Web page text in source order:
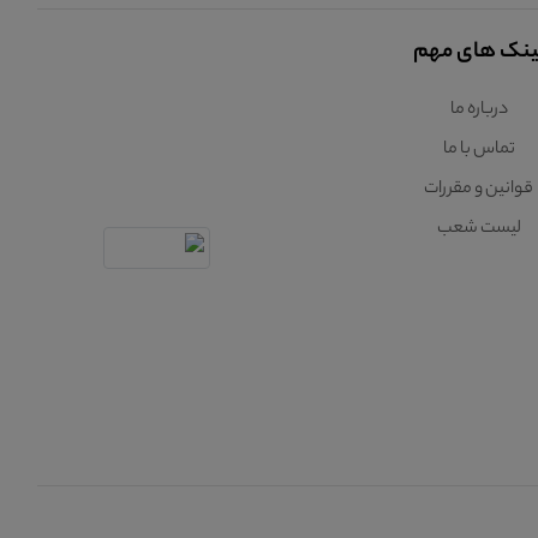
های مهم
درباره ما
تماس با ما
قوانین و مقررات
لیست شعب